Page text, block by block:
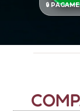
🔒